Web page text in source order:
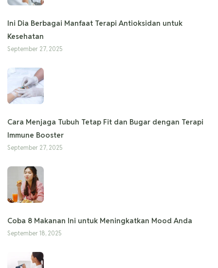
Ini Dia Berbagai Manfaat Terapi Antioksidan untuk
Kesehatan
September 27, 2025
Cara Menjaga Tubuh Tetap Fit dan Bugar dengan Terapi
Immune Booster
September 27, 2025
Coba 8 Makanan Ini untuk Meningkatkan Mood Anda
September 18, 2025